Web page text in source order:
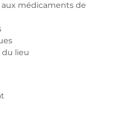
médicaments de
du lieu